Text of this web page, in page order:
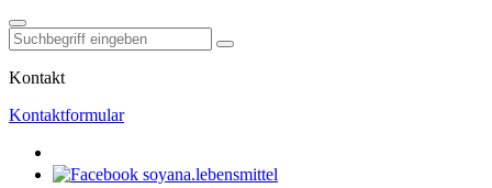
Kontakt
Kontaktformular
soyana.lebensmittel